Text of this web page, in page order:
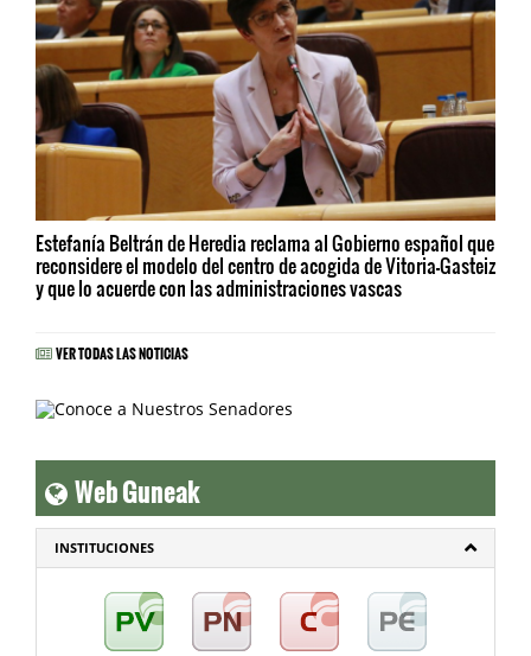
Estefanía Beltrán de Heredia reclama al Gobierno español que
reconsidere el modelo del centro de acogida de Vitoria-Gasteiz
y que lo acuerde con las administraciones vascas
VER TODAS LAS NOTICIAS
Web Guneak
INSTITUCIONES